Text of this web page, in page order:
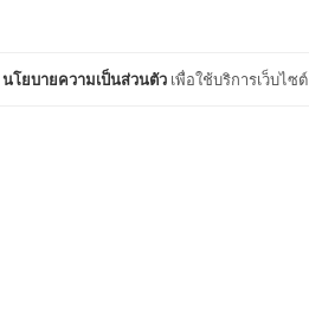
นโยบายความเป็นส่วนตัว เพื่อใช้บริการเว็บไซต์